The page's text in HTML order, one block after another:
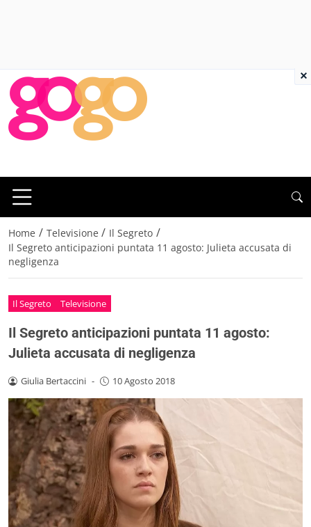
Home / Televisione / Il Segreto /
Il Segreto anticipazioni puntata 11 agosto: Julieta accusata di
negligenza
Il Segreto Televisione
Il Segreto anticipazioni puntata 11 agosto:
Julieta accusata di negligenza
Giulia Bertaccini - 10 Agosto 2018
×